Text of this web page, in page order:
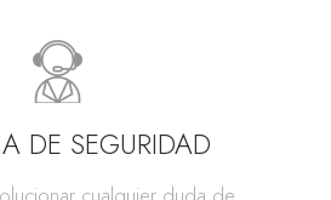
DE SEGURIDAD